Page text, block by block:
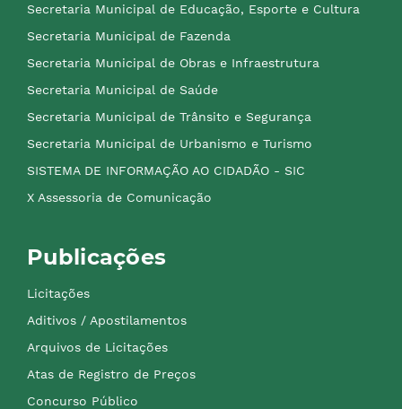
Secretaria Municipal de Educação, Esporte e Cultura
Secretaria Municipal de Fazenda
Secretaria Municipal de Obras e Infraestrutura
Secretaria Municipal de Saúde
Secretaria Municipal de Trânsito e Segurança
Secretaria Municipal de Urbanismo e Turismo
SISTEMA DE INFORMAÇÃO AO CIDADÃO - SIC
X Assessoria de Comunicação
Publicações
Licitações
Aditivos / Apostilamentos
Arquivos de Licitações
Atas de Registro de Preços
Concurso Público